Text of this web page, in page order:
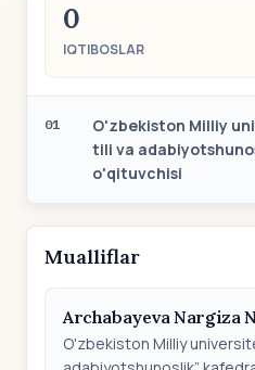
0
IQTIBOSLAR
01
O'zbekiston Milliy
tili va
o'qituvchisi
Mualliflar
Archabayeva Nargiza
O'zbekiston Milliy